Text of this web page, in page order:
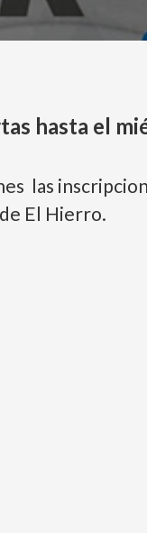
hasta el
las
El Hierro.